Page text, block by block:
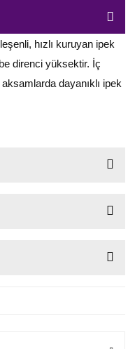
hızlı kuruyan ipek
direnci yüksektir. İç
dayanıklı ipek